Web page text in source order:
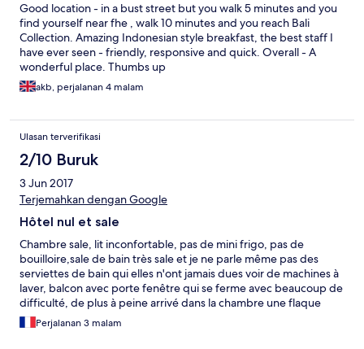
Good location - in a bust street but you walk 5 minutes and you
find yourself near fhe , walk 10 minutes and you reach Bali
Collection. Amazing Indonesian style breakfast, the best staff I
have ever seen - friendly, responsive and quick. Overall - A
wonderful place. Thumbs up
akb, perjalanan 4 malam
Ulasan terverifikasi
2/10 Buruk
3 Jun 2017
Terjemahkan dengan Google
Hôtel nul et sale
Chambre sale, lit inconfortable, pas de mini frigo, pas de
bouilloire,sale de bain très sale et je ne parle même pas des
serviettes de bain qui elles n'ont jamais dues voir de machines à
laver, balcon avec porte fenêtre qui se ferme avec beaucoup de
difficulté, de plus à peine arrivé dans la chambre une flaque
d'eau sale parterre qui s'écoulait de la climatisation nous avons
du attendre qu' une personne de l'entretien vienne réparer et
Perjalanan 3 malam